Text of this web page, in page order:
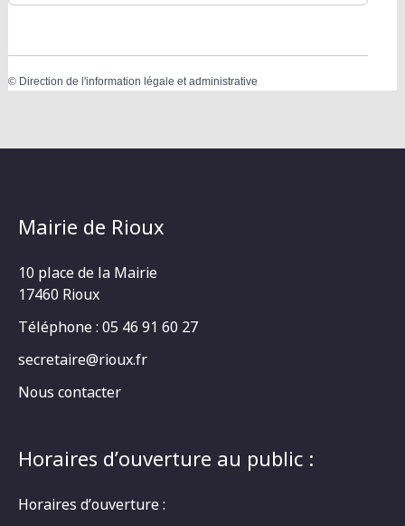
© Direction de l'information légale et administrative
Mairie de Rioux
10 place de la Mairie
17460 Rioux
Téléphone : 05 46 91 60 27
secretaire@rioux.fr
Nous contacter
Horaires d’ouverture au public :
Horaires d’ouverture :